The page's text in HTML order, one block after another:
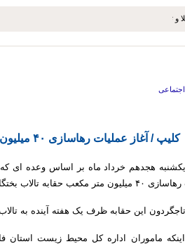
و تشرف به حرم مطهر حضرت اباعبدالله ع وابوالفضل
اجتماعی
کلیپ / آغاز عملیات رهاسازی ۴۰ میلیون متر مکعب حقابه تالاب بختگان
هجدهم خرداد ماه بر اساس وعده
حقابه تالاب بختگان آغاز شد.
تاجگردون این حقابه ظرف یک هفته آینده به
اینکه ماموران اداره کل محیط زیست